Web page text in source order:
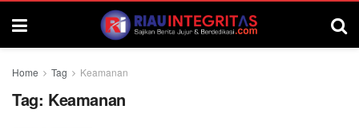
Home Tag Keamanan
Tag: Keamanan